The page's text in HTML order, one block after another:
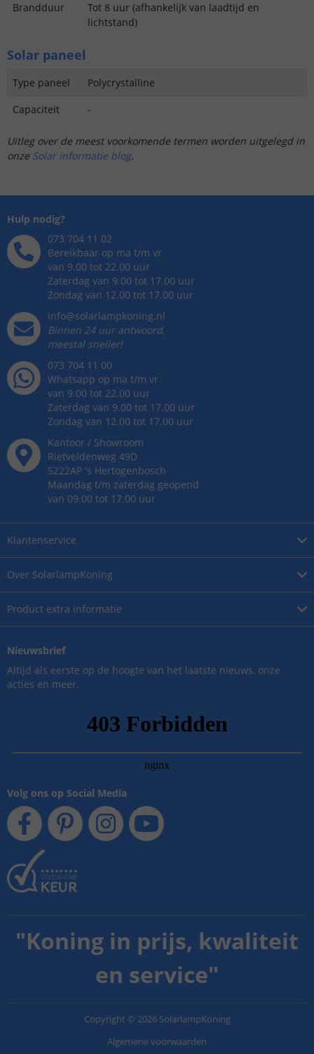
Brandduur
Tot 8 uur (afhankelijk van laadtijd en
lichtstand)
Solar paneel
Type paneel
Polycrystalline
Capaciteit
-
Uitleg over de meest voorkomende termen worden uitgelegd in
onze Solar informatie blog.
Over SolarlampKoning
Product extra informatie
Klantenservice
Hulp nodig?
073 704 11 02
Bereikbaar op ma t/m vr
van 9.00 tot 22.00 uur
Zaterdag van 9.00 tot 17.00 uur
Zondag van 12.00 tot 17.00 uur
info@solarlampkoning.nl
Binnen 24 uur antwoord,
meestal sneller!
073 704 11 00
Whatsapp op ma t/m vr
van 9.00 tot 22.00 uur
Zaterdag van 9.00 tot 17.00 uur
Zondag van 12.00 tot 17.00 uur
Kantoor / Showroom
Rietveldenweg 49D
5222AP 's Hertogenbosch
Maandag t/m zaterdag geopend
van 09.00 tot 17.00 uur
Nieuwsbrief
Altijd als eerste op de hoogte van het laatste nieuws, onze
acties en meer.
Volg ons op Social Media
"Koning in prijs, kwaliteit
en service"
Copyright © 2026 SolarlampKoning
Algemene voorwaarden